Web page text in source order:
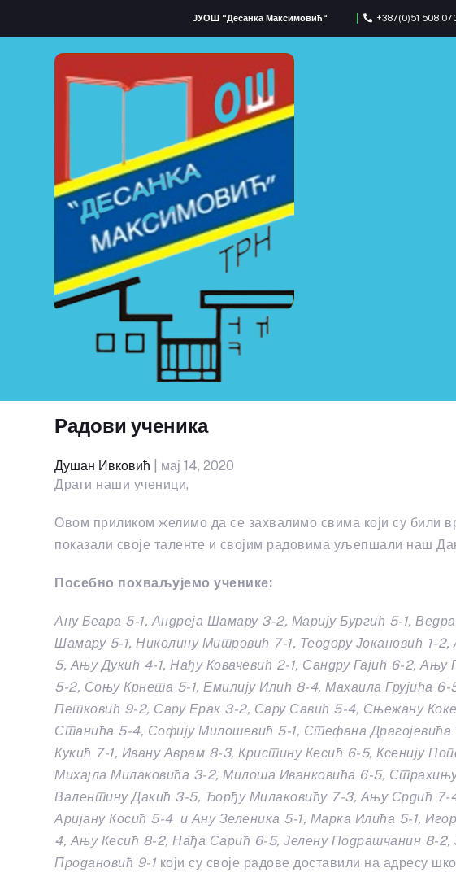
ЈУОШ “Десанка Максимовић“ +387(0)51 508
Радови ученика
Душан Ивковић | мај 14, 2020
Драги наши ученици,
Овом приликом желимо да се захвалимо свима који су били
показали своје таленте и својим радовима уљепшали наш
Посебно похваљујемо ученике:
Ану Беара 5-1, Андреја Шамару 3-2, Марију Бургић 5-1,
Шамару 5-1, Николину Митровић 7-1, Теодору Јокановић 1-
5, Ању Дукић 4-1, Нађу Ковачевић 2-1, Сандру Гајић 6-2,
5-2, Соњу Крнета 5-1, Емилију Илић 8-4, Махаила Грујића
Петковић 9-2, Сару Ерак 3-2, Сару Савић 5-4, Сњежану
Станића 5-4, Софију Милошевић 5-1, Стефана
Кукић 7-1, Ивану Аврам 8-3, Кристину Кесић 6-5, Ксенију
Михајла Милаковића 3-2, Милоша Иванковића 6-5,
Валентину Дакић 3-5, Ђорђу Милаковићу 7-3, Ању Срдић 7-
Аријану Косић 5-4 и Ану Зеленика 5-1, Марка Илића 5-1,
4, Ању Кесић 8-2, Нађа Сарић 6-5, Јелену Подрашчанин 8-2,
Продановић 9-1 који су своје радове доставили на адресу